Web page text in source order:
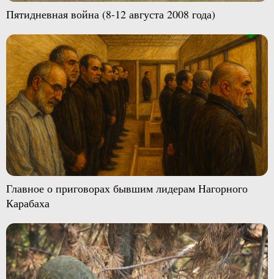
Пятидневная война (8-12 августа 2008 года)
Главное о приговорах бывшим лидерам Нагорного
Карабаха